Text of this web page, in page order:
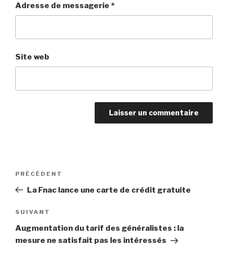
Adresse de messagerie *
Site web
Navigation
Article
précédent
PRÉCÉDENT
La Fnac lance une carte de crédit gratuite
Article
suivant
SUIVANT
Augmentation du tarif des généralistes : la
mesure ne satisfait pas les intéressés